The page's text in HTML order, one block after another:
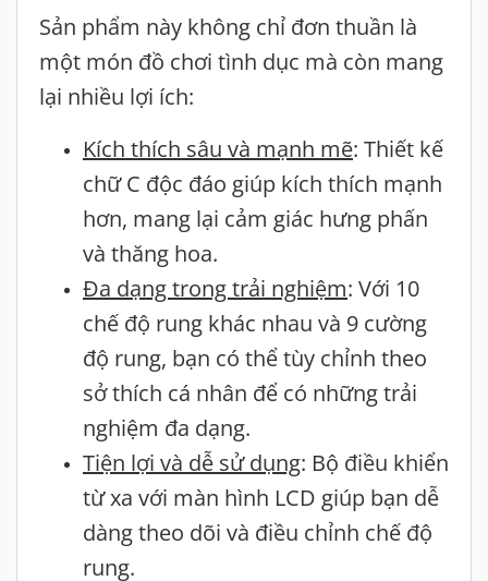
Sản phẩm này không chỉ đơn thuần là
một món đồ chơi tình dục mà còn mang
lại nhiều lợi ích:
Kích thích sâu và mạnh mẽ: Thiết kế
chữ C độc đáo giúp kích thích mạnh
hơn, mang lại cảm giác hưng phấn
và thăng hoa.
Đa dạng trong trải nghiệm: Với 10
chế độ rung khác nhau và 9 cường
độ rung, bạn có thể tùy chỉnh theo
sở thích cá nhân để có những trải
nghiệm đa dạng.
Tiện lợi và dễ sử dụng: Bộ điều khiển
từ xa với màn hình LCD giúp bạn dễ
dàng theo dõi và điều chỉnh chế độ
rung.